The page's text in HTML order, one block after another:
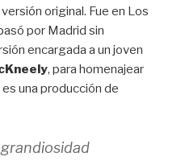
original. Fue en Los
por Madrid sin
encargada a un joven
, para homenajear
una producción de
grandiosidad